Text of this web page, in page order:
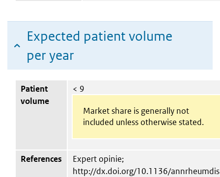
Expected patient volume
per year
Patient
volume
< 9
Market share is generally not
included unless otherwise stated.
References
Expert opinie;
http://dx.doi.org/10.1136/